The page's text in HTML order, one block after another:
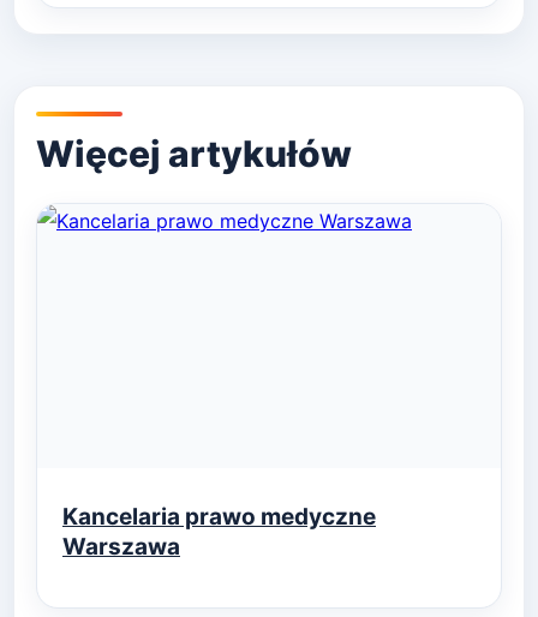
Kancelaria prawo medyczne
Warszawa